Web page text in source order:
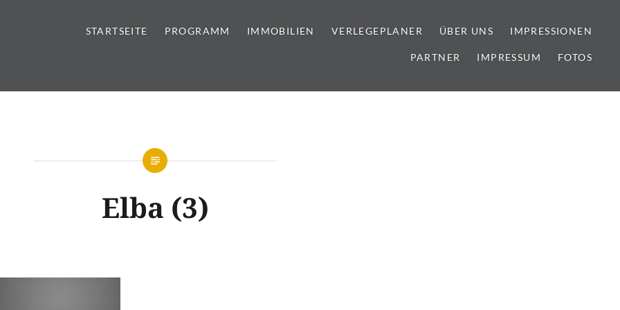
| Sanitär | Immobilien
STARTSEITE PROGRAMM IMMOBILIEN VERLEGEPLANER ÜBER UNS IMPRESSIONEN
PARTNER IMPRESSUM FOTOS
Elba (3)